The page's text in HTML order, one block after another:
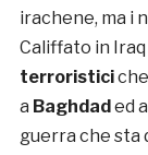
irachene, ma i
Califfato in
terroristici
a Baghdaded a
guerra che sta